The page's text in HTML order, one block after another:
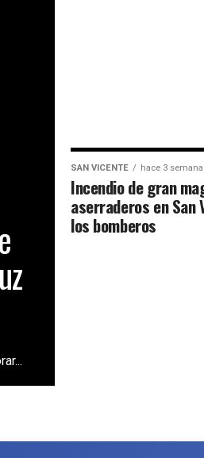
SAN VICENTE hace 3
Incendio de gran
aserraderos en San
los bomberos